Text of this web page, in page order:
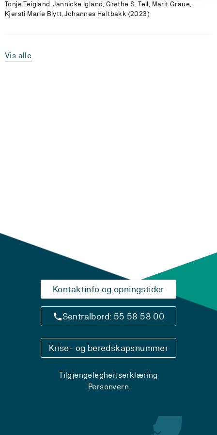
Tonje Teigland, Jannicke Igland, Grethe S. Tell, Marit Graue,
Kjersti Marie Blytt, Johannes Haltbakk (2023)
Vis alle
Kontaktinfo og opningstider
Sentralbord: 55 58 58 00
Krise- og beredskapsnummer
Tilgjengelegheitserklæring
Personvern